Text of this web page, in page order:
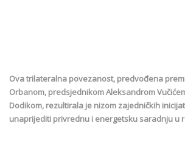
Ova trilateralna povezanost, predvođena
Orbanom, predsjednikom Aleksandrom
Dodikom, rezultirala je nizom zajedničkih
unaprijediti privrednu i energetsku saradnju u